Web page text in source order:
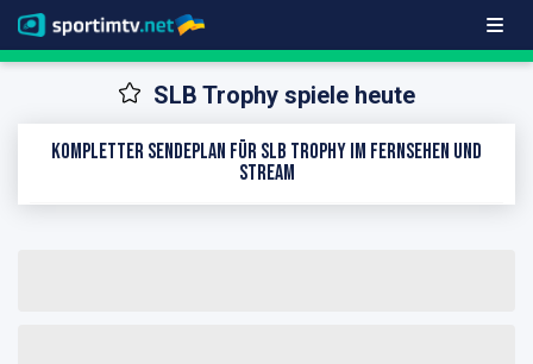
SLB Trophy spiele heute
Kompletter Sendeplan für SLB Trophy im Fernsehen und
Stream